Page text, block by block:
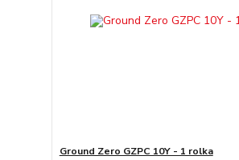
Ground Zero GZPC 10Y - 1 rolka